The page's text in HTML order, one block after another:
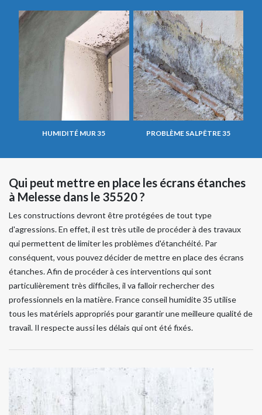
HUMIDITÉ MUR 35 PROBLÈME SALPÊTRE 35
Qui peut mettre en place les écrans étanches
à Melesse dans le 35520 ?
Les constructions devront être protégées de tout type
d'agressions. En effet, il est très utile de procéder à des travaux
qui permettent de limiter les problèmes d'étanchéité. Par
conséquent, vous pouvez décider de mettre en place des écrans
étanches. Afin de procéder à ces interventions qui sont
particulièrement très difficiles, il va falloir rechercher des
professionnels en la matière. France conseil humidite 35 utilise
tous les matériels appropriés pour garantir une meilleure qualité de
travail. Il respecte aussi les délais qui ont été fixés.